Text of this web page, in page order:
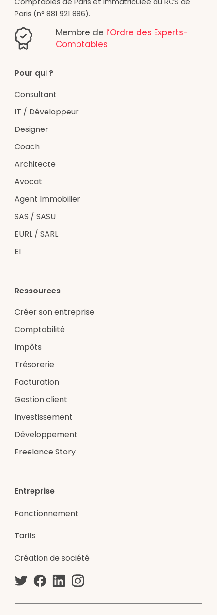
Paris (n° 881 921 886).
Membre de l’Ordre des Experts-
Comptables
Pour qui ?
Consultant
IT / Développeur
Designer
Coach
Architecte
Avocat
Agent Immobilier
SAS / SASU
EURL / SARL
EI
Ressources
Créer son entreprise
Comptabilité
Impôts
Trésorerie
Facturation
Gestion client
Investissement
Développement
Freelance Story
Entreprise
Fonctionnement
Tarifs
Création de société